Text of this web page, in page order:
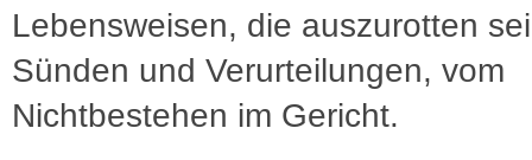
Lebensweisen, die auszurotten
Sünden und Verurteilungen, vom
Nichtbestehen im Gericht.